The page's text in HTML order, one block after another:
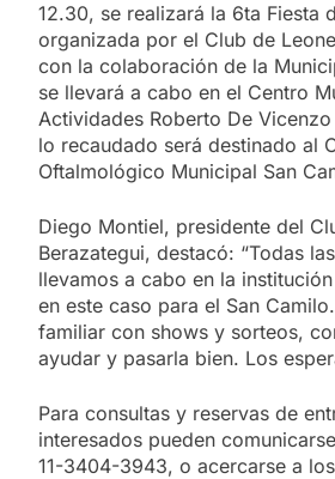
12.30, se realizará la 6ta Fiesta
organizada por el Club de
con la colaboración de la
se llevará a cabo en el Centro
Actividades Roberto De
lo recaudado será destinado al
Oftalmológico Municipal San
Diego Montiel, presidente del
Berazategui, destacó: “Todas
llevamos a cabo en la
en este caso para el San
familiar con shows y sorteos,
ayudar y pasarla bien. Los
Para consultas y reservas de
interesados pueden
11-3404-3943, o acercarse a